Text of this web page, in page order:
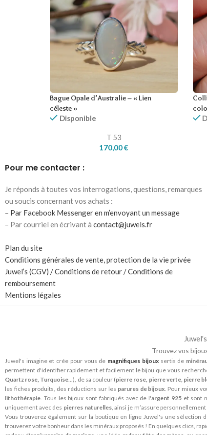
Bague Opale d’Australie – « Lien
céleste »
Disponible
T 53
170,00€
Pour me contacter :
Je réponds à toutes vos interrogations, questions, remarques
ou soucis concernant vos achats :
– Par Facebook Messenger en m’envoyant un message
– Par courriel en écrivant à contact@juwels.fr
Plan du site
Conditions générales de vente, protection de la vie privée
Juwel’s (CGV) / Conditions de retour / Conditions de
remboursement
Mentions légales
Trouvez vos
Juwel's imagine et crée pour vous de magnifiques bijouxsertis de
permettent d'identifier rapidement et facilement le bijou que vous
Quartz rose, Turquoise ...), de sa couleur (pierre rose, pierre verte, pierre
les fiches produits, des réductions sur les parures de bijoux . Pour mieux
lithothérapie . Tous les bijoux sont fabriqués avec de l'argent 925et sont
uniquement avec des pierres naturelles, ainsi je m’assure
Vous trouverez également sur la boutique en ligne Juwel's une sélection
trouverez votre bonheur dans les minéraux proposés ! En quelques clics,